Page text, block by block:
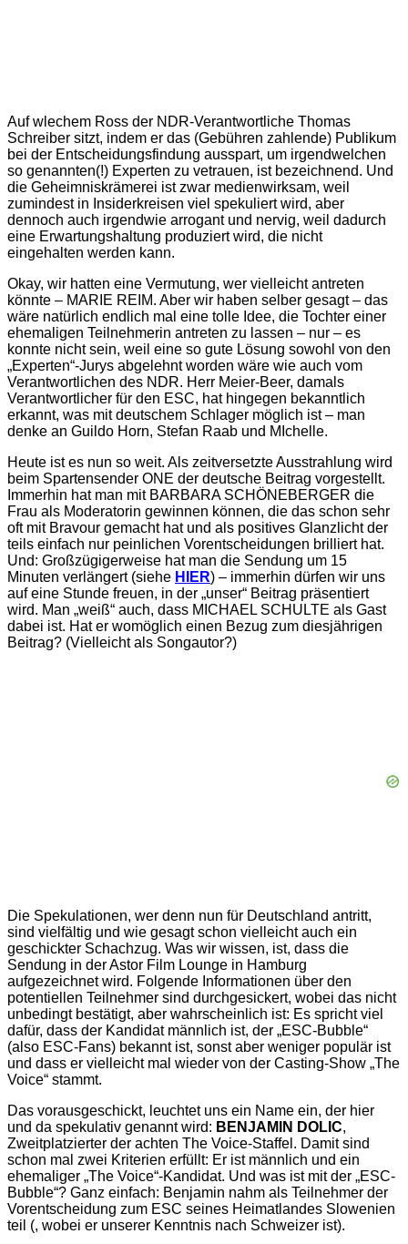
Auf wlechem Ross der NDR-Verantwortliche Thomas
Schreiber sitzt, indem er das (Gebühren zahlende) Publikum
bei der Entscheidungsfindung ausspart, um irgendwelchen
so genannten(!) Experten zu vetrauen, ist bezeichnend. Und
die Geheimniskrämerei ist zwar medienwirksam, weil
zumindest in Insiderkreisen viel spekuliert wird, aber
dennoch auch irgendwie arrogant und nervig, weil dadurch
eine Erwartungshaltung produziert wird, die nicht
eingehalten werden kann.
Okay, wir hatten eine Vermutung, wer vielleicht antreten
könnte – MARIE REIM. Aber wir haben selber gesagt – das
wäre natürlich endlich mal eine tolle Idee, die Tochter einer
ehemaligen Teilnehmerin antreten zu lassen – nur – es
konnte nicht sein, weil eine so gute Lösung sowohl von den
„Experten“-Jurys abgelehnt worden wäre wie auch vom
Verantwortlichen des NDR. Herr Meier-Beer, damals
Verantwortlicher für den ESC, hat hingegen bekanntlich
erkannt, was mit deutschem Schlager möglich ist – man
denke an Guildo Horn, Stefan Raab und MIchelle.
Heute ist es nun so weit. Als zeitversetzte Ausstrahlung wird
beim Spartensender ONE der deutsche Beitrag vorgestellt.
Immerhin hat man mit BARBARA SCHÖNEBERGER die
Frau als Moderatorin gewinnen können, die das schon sehr
oft mit Bravour gemacht hat und als positives Glanzlicht der
teils einfach nur peinlichen Vorentscheidungen brilliert hat.
Und: Großzügigerweise hat man die Sendung um 15
Minuten verlängert (siehe HIER) – immerhin dürfen wir uns
auf eine Stunde freuen, in der „unser“ Beitrag präsentiert
wird. Man „weiß“ auch, dass MICHAEL SCHULTE als Gast
dabei ist. Hat er womöglich einen Bezug zum diesjährigen
Beitrag? (Vielleicht als Songautor?)
Die Spekulationen, wer denn nun für Deutschland antritt,
sind vielfältig und wie gesagt schon vielleicht auch ein
geschickter Schachzug. Was wir wissen, ist, dass die
Sendung in der Astor Film Lounge in Hamburg
aufgezeichnet wird. Folgende Informationen über den
potentiellen Teilnehmer sind durchgesickert, wobei das nicht
unbedingt bestätigt, aber wahrscheinlich ist: Es spricht viel
dafür, dass der Kandidat männlich ist, der „ESC-Bubble“
(also ESC-Fans) bekannt ist, sonst aber weniger populär ist
und dass er vielleicht mal wieder von der Casting-Show „The
Voice“ stammt.
Das vorausgeschickt, leuchtet uns ein Name ein, der hier
und da spekulativ genannt wird: BENJAMIN DOLIC,
Zweitplatzierter der achten The Voice-Staffel. Damit sind
schon mal zwei Kriterien erfüllt: Er ist männlich und ein
ehemaliger „The Voice“-Kandidat. Und was ist mit der „ESC-
Bubble“? Ganz einfach: Benjamin nahm als Teilnehmer der
Vorentscheidung zum ESC seines Heimatlandes Slowenien
teil (, wobei er unserer Kenntnis nach Schweizer ist).